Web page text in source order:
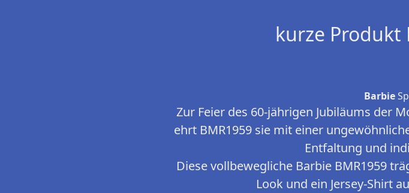
kurze Produkt
Barbie
Zur Feier des 60-jährigen Jubiläums der
ehrt BMR1959 sie mit einer
Entfaltung und
Diese vollbewegliche Barbie BMR1959
Look und ein Jersey-Shirt